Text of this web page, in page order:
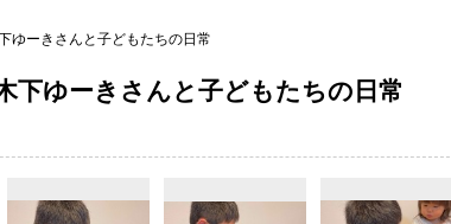
ゆーきさんと子どもたちの日常
下ゆーきさんと子どもたちの日常